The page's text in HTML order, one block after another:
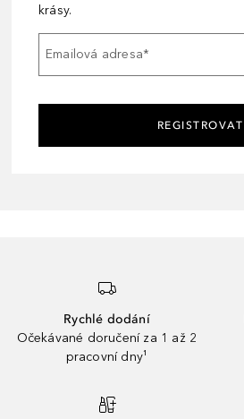
krásy.
Emailová adresa*
REGISTROVAT
Rychlé dodání
Očekávané doručení za 1 až 2
pracovní dny¹